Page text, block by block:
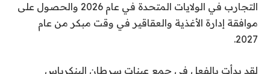
التجارب في الولايات المتحدة في عام 2026 والحصول على
موافقة إدارة الأغذية والعقاقير في وقت مبكر من عام
2027.
لقد بدأت بالفعل في جمع عينات سرطان البنكرياس